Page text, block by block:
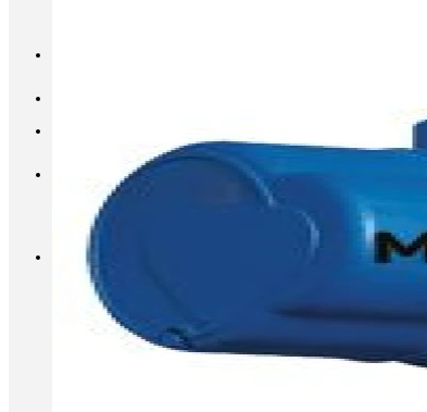
Корзина пуста.